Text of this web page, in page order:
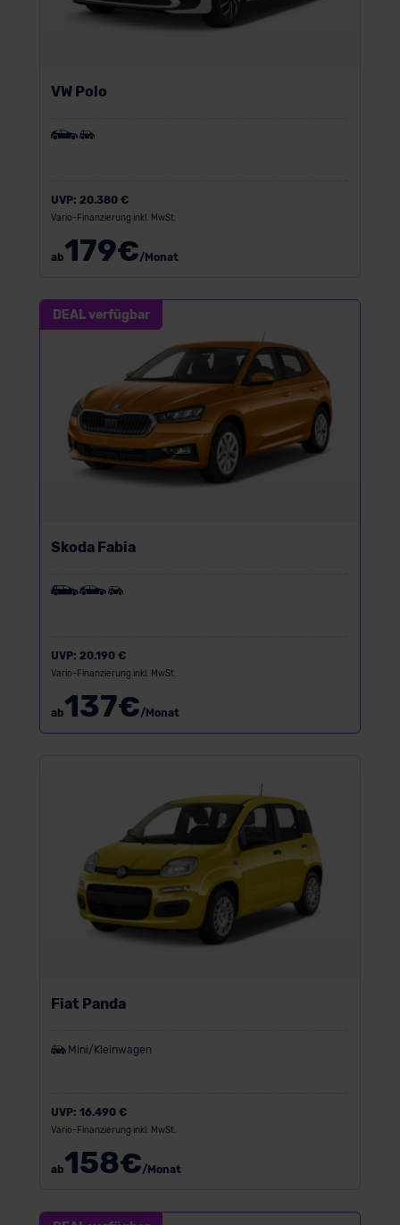
VW Polo
UVP: 20.380 €
Vario-Finanzierung inkl. MwSt.
ab179€/Monat
DEAL verfügbar
Skoda Fabia
UVP: 20.190 €
Vario-Finanzierung inkl. MwSt.
ab137€/Monat
Fiat Panda
Mini/Kleinwagen
UVP: 16.490 €
Vario-Finanzierung inkl. MwSt.
ab158€/Monat